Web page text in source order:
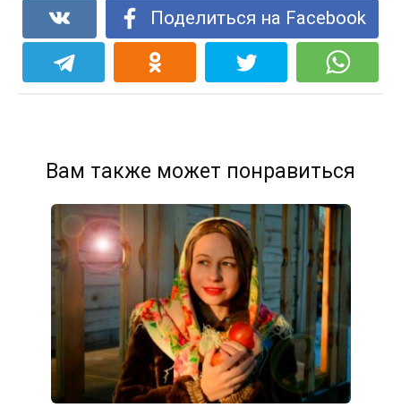
Поделиться на Facebook
Вам также может понравиться